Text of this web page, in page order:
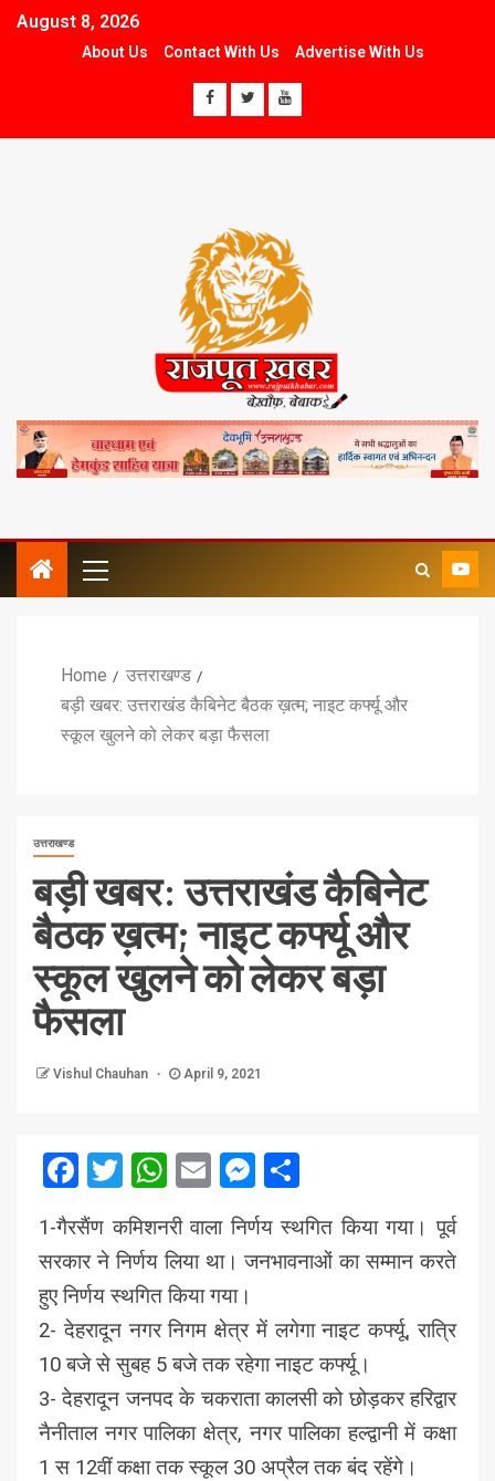
August 8, 2026
About Us Contact With Us Advertise With Us
Home
उत्तराखण्ड
बड़ी खबर: उत्तराखंड कैबिनेट बैठक ख़त्म; नाइट कर्फ्यू और
स्कूल खुलने को लेकर बड़ा फैसला
उत्तराखण्ड
बड़ी खबर: उत्तराखंड कैबिनेट
बैठक ख़त्म; नाइट कर्फ्यू और
स्कूल खुलने को लेकर बड़ा
फैसला
Vishul Chauhan April 9, 2021
Facebook
Twitter
WhatsApp
EmailMessenger
1-गैरसैंण कमिशनरी वाला निर्णय स्थगित किया गया। पूर्व
सरकार ने निर्णय लिया था। जनभावनाओं का सम्मान करते
हुए निर्णय स्थगित किया गया।
2- देहरादून नगर निगम क्षेत्र में लगेगा नाइट कर्फ्यू, रात्रि
10 बजे से सुबह 5 बजे तक रहेगा नाइट कर्फ्यू।
3- देहरादून जनपद के चकराता कालसी को छोड़कर हरिद्वार
नैनीताल नगर पालिका क्षेत्र, नगर पालिका हल्द्वानी में कक्षा
1 स 12वीं कक्षा तक स्कूल 30 अप्रैल तक बंद रहेंगे।